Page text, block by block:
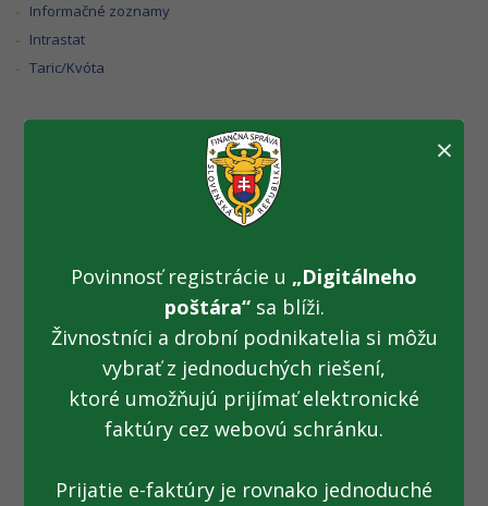
Informačné zoznamy
Intrastat
Taric/Kvóta
Tisícky cigariet mali
skončiť „na chate“
(05.02.2014)
Fotogaléria k TS z 05.02.2014: Tisícky cigariet mali skončiť
„na chate“
×
Povinnosť registrácie u „Digitálneho
poštára“sa blíži.
Živnostníci a drobní podnikatelia si môžu
vybrať z jednoduchých riešení,
ktoré umožňujú prijímať elektronické
faktúry cez webovú schránku.
Prijatie e-faktúry je rovnako jednoduché